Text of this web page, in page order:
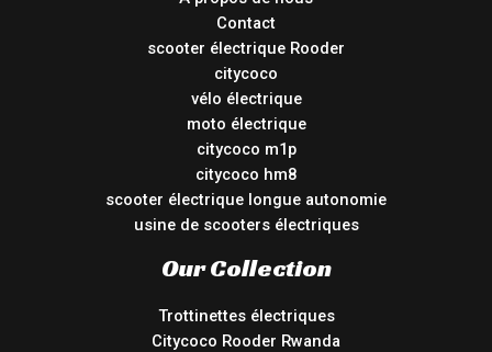
Contact
scooter électrique Rooder
citycoco
vélo électrique
moto électrique
citycoco m1p
citycoco hm8
scooter électrique longue autonomie
usine de scooters électriques
Our Collection
Trottinettes électriques
Citycoco Rooder Rwanda